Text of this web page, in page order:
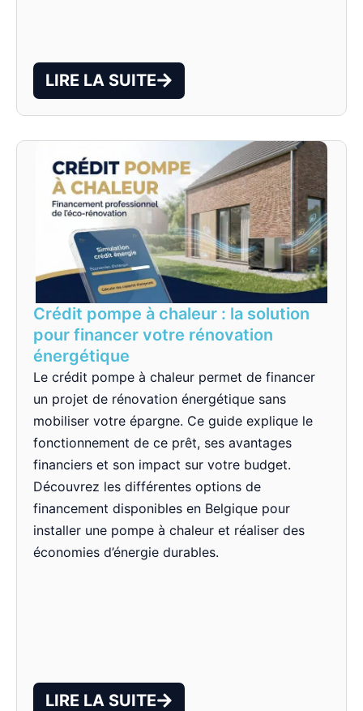
LIRE LA SUITE
Crédit pompe à chaleur : la solution
pour financer votre rénovation
énergétique
Le crédit pompe à chaleur permet de financer
un projet de rénovation énergétique sans
mobiliser votre épargne. Ce guide explique le
fonctionnement de ce prêt, ses avantages
financiers et son impact sur votre budget.
Découvrez les différentes options de
financement disponibles en Belgique pour
installer une pompe à chaleur et réaliser des
économies d’énergie durables.
LIRE LA SUITE